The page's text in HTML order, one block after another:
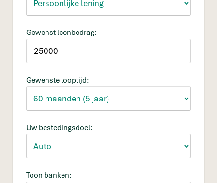
Gewenst leenbedrag:
Gewenste looptijd:
Uw bestedingsdoel:
Toon banken: